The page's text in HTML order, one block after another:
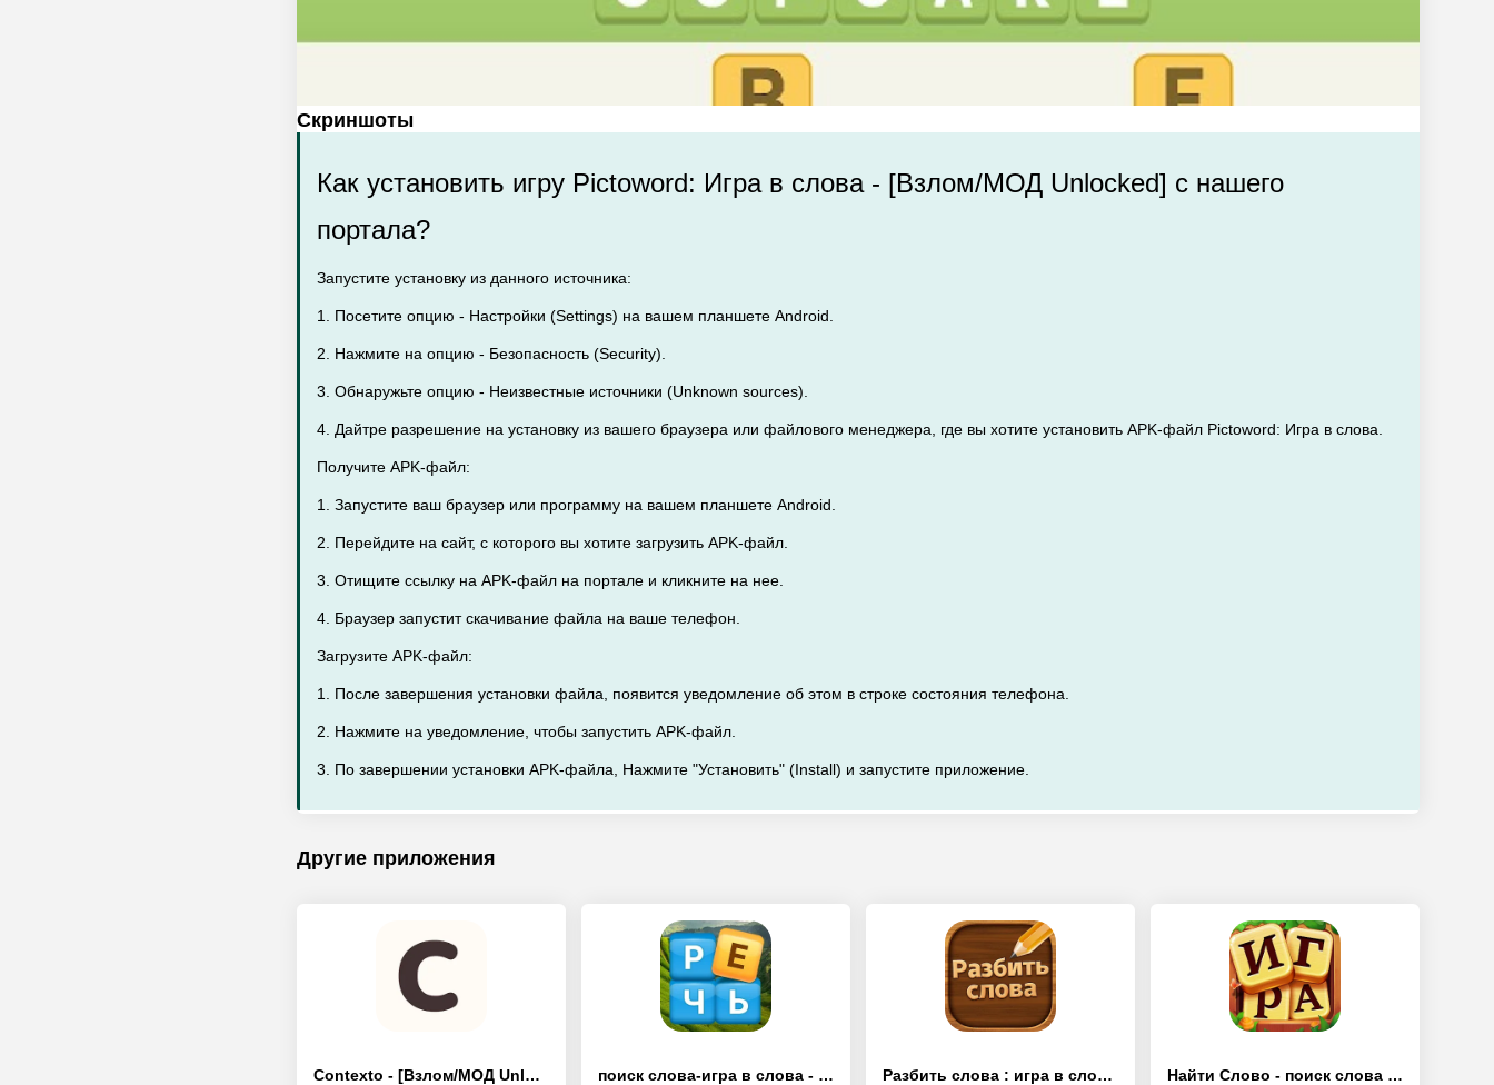
Скриншоты
Как установить игру Pictoword: Игра в слова - [Взлом/МОД Unlocked] с нашего
портала?
Запустите установку из данного источника:
1. Посетите опцию - Настройки (Settings) на вашем планшете Android.
2. Нажмите на опцию - Безопасность (Security).
3. Обнаружьте опцию - Неизвестные источники (Unknown sources).
4. Дайтре разрешение на установку из вашего браузера или файлового менеджера, где вы хотите установить APK-файл Pictoword: Игра в слова.
Получите APK-файл:
1. Запустите ваш браузер или программу на вашем планшете Android.
2. Перейдите на сайт, с которого вы хотите загрузить APK-файл.
3. Отищите ссылку на APK-файл на портале и кликните на нее.
4. Браузер запустит скачивание файла на ваше телефон.
Загрузите APK-файл:
1. После завершения установки файла, появится уведомление об этом в строке состояния телефона.
2. Нажмите на уведомление, чтобы запустить APK-файл.
3. По завершении установки APK-файла, Нажмите "Установить" (Install) и запустите приложение.
Другие приложения
Contexto - [Взлом/МОД Unlocked] поиск слова-игра в слова - [Взлом/МОД Много денег] Разбить слова : игра в слова - [Взлом/МОД Много денег] Найти Слово - поиск слова игры - [Взлом/МОД Unlocked]